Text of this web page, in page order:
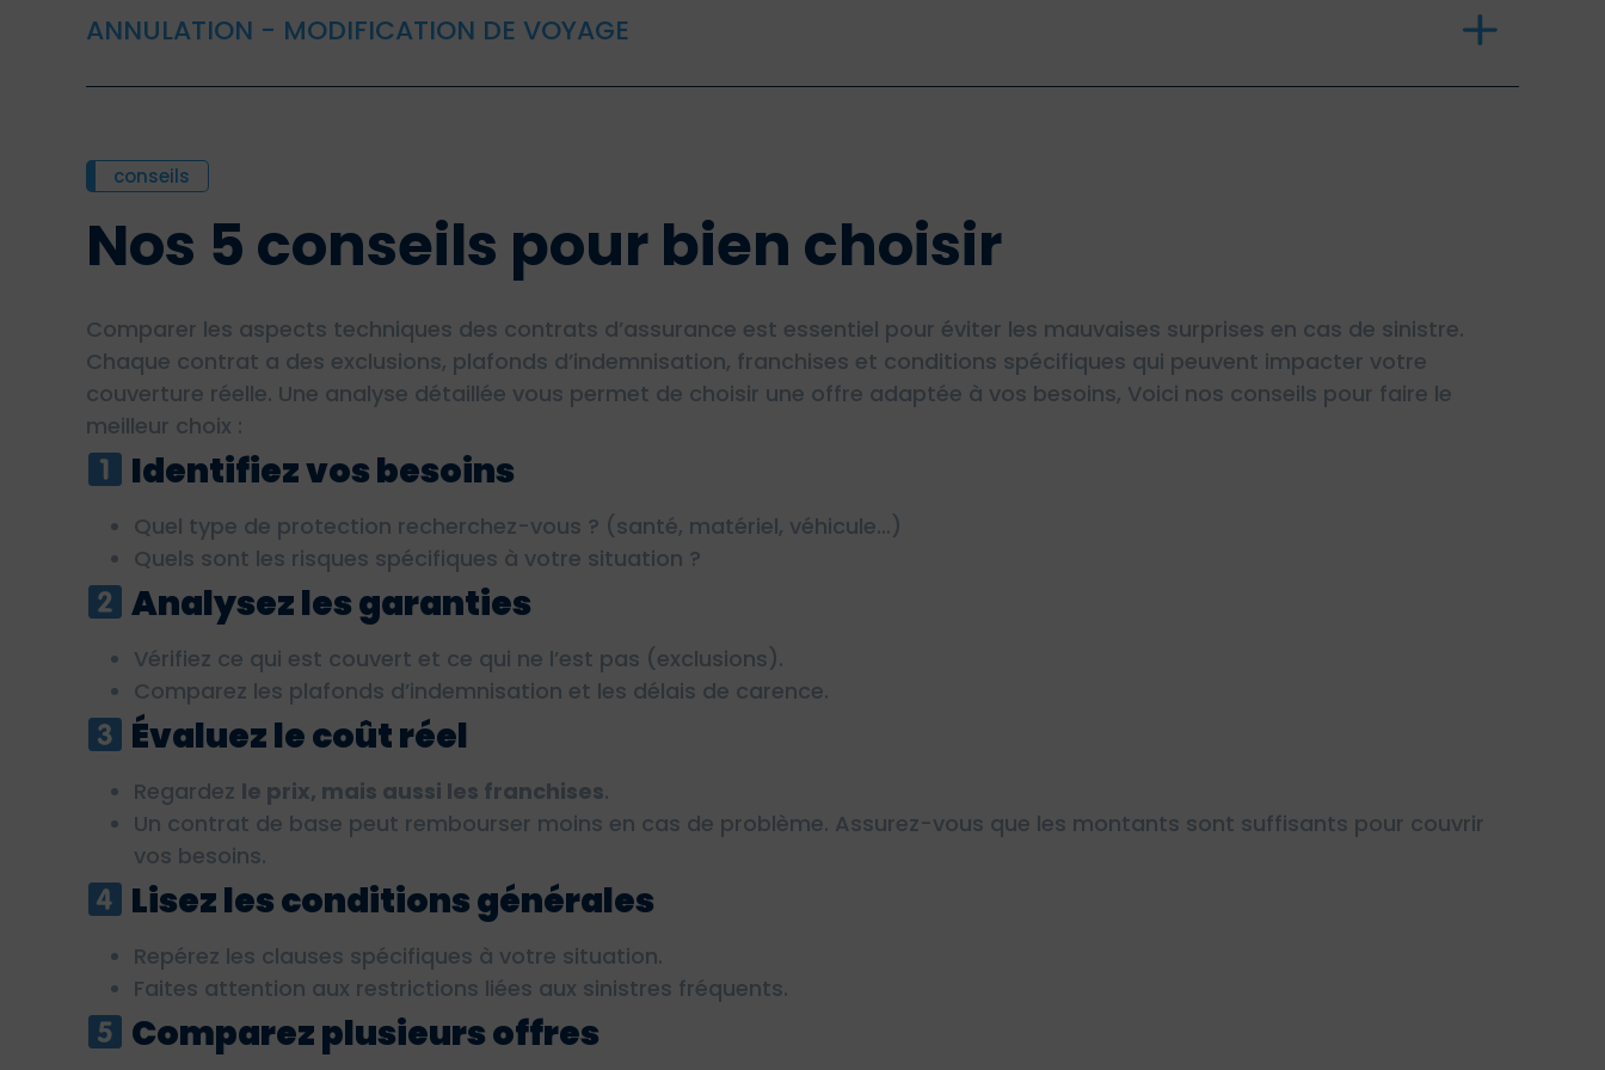
ANNULATION - MODIFICATION DE VOYAGE
conseils
Nos 5 conseils pour bien choisir
Comparer les aspects techniques des contrats d’assurance est essentiel pour éviter les mauvaises surprises en cas de sinistre.
Chaque contrat a des exclusions, plafonds d’indemnisation, franchises et conditions spécifiques qui peuvent impacter votre
couverture réelle. Une analyse détaillée vous permet de choisir une offre adaptée à vos besoins, Voici nos conseils pour faire le
meilleur choix :
Identifiez vos besoins
Quel type de protection recherchez-vous ? (santé, matériel, véhicule…)
Quels sont les risques spécifiques à votre situation ?
Analysez les garanties
Vérifiez ce qui est couvert et ce qui ne l’est pas (exclusions).
Comparez les plafonds d’indemnisation et les délais de carence.
Évaluez le coût réel
Regardez le prix, mais aussi les franchises.
Un contrat de base peut rembourser moins en cas de problème. Assurez-vous que les montants sont suffisants pour couvrir
vos besoins.
Lisez les conditions générales
Repérez les clauses spécifiques à votre situation.
Faites attention aux restrictions liées aux sinistres fréquents.
Comparez plusieurs offres